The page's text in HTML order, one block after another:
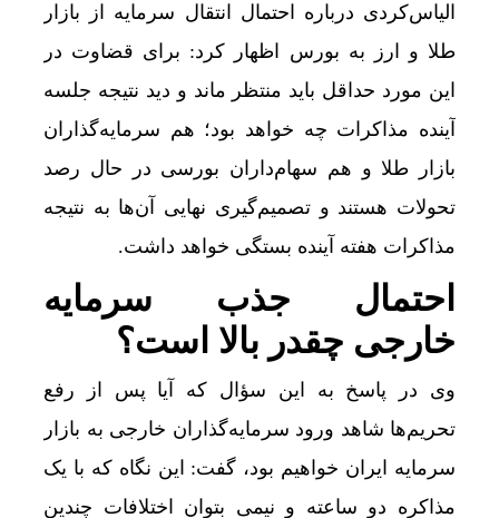
الیاس‌کردی درباره احتمال انتقال سرمایه از بازار
طلا و ارز به بورس اظهار کرد: برای قضاوت در
این مورد حداقل باید منتظر ماند و دید نتیجه جلسه
آینده مذاکرات چه خواهد بود؛ هم سرمایه‌گذاران
بازار طلا و هم سهام‌داران بورسی در حال رصد
تحولات هستند و تصمیم‌گیری نهایی آن‌ها به نتیجه
مذاکرات هفته آینده بستگی خواهد داشت.
احتمال جذب سرمایه
خارجی چقدر بالا است؟
وی در پاسخ به این سؤال که آیا پس از رفع
تحریم‌ها شاهد ورود سرمایه‌گذاران خارجی به بازار
سرمایه ایران خواهیم بود، گفت: این نگاه که با یک
مذاکره دو ساعته و نیمی بتوان اختلافات چندین